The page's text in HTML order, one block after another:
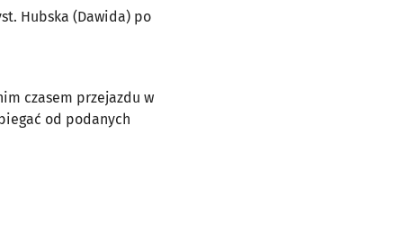
Hubska (Dawida) po
czasem przejazdu w
od podanych